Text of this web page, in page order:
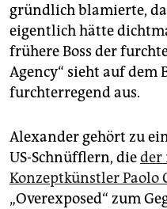
gründlich blamierte,
eigentlich hätte
frühere Boss der
Agency“ sieht auf
furchterregend aus.
Alexander gehört zu
US-Schnüfflern, dieder
Konzeptkünstler Paolo
„Overexposed“ zum